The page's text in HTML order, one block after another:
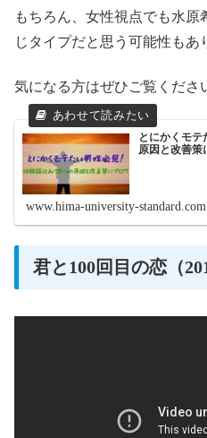
もちろん、女性視点でも水原
じタイプだと思う可能性もあ
気になる方はぜひご覧くださ
とにかくモテ
原因と改善策
www.hima-university-standard.com
君と100回目の恋（